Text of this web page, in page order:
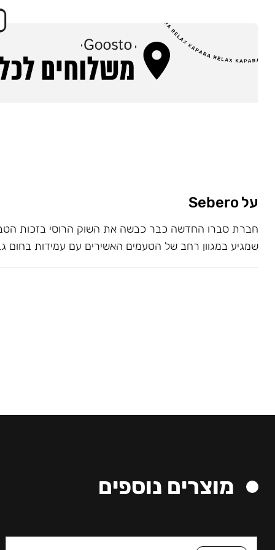
על Sebero
חברת סברו החדשה כבר כבשה את השוק הרוסי בזכות
שמגיע במגוון רחב של הטעמים האשירים עם עמידות בחום
מוצרים נוספים